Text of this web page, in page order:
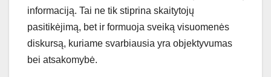
informaciją. Tai ne tik stiprina skaitytojų
pasitikėjimą, bet ir formuoja sveiką visuomenės
diskursą, kuriame svarbiausia yra objektyvumas
bei atsakomybė.